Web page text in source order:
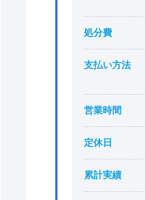
処分費
支払い方法
営業時間
定休日
累計実績